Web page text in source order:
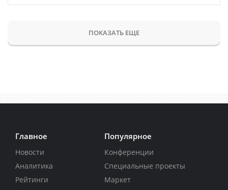
ПОКАЗАТЬ ЕЩЕ
Главное
Новости
Аналитика
Рейтинги
Популярное
Конференции
Специальные проекты
Маркет